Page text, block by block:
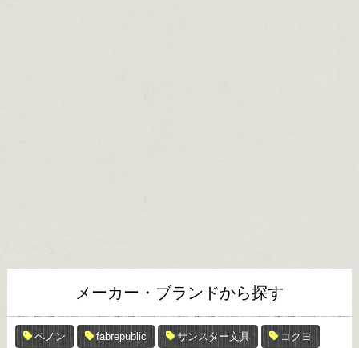
メーカー・ブランドから探す
ペノン fabrepublic サンスター文具 コクヨ